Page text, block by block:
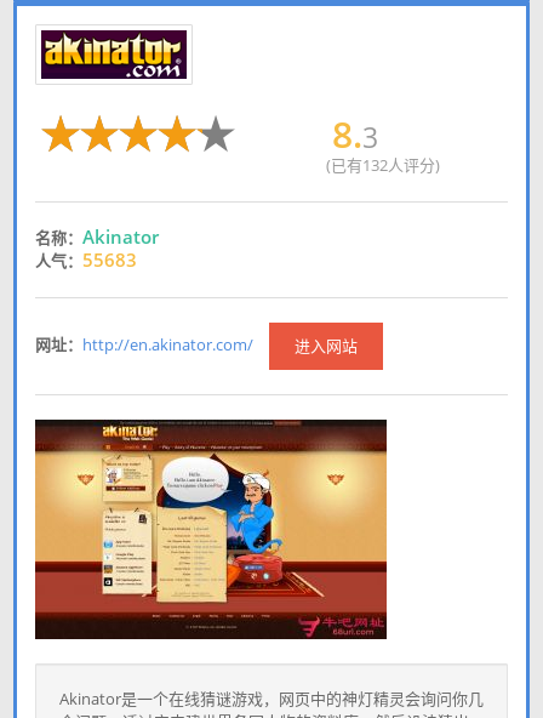
8.3
(已有132人评分)
名称： Akinator
人气： 55683
网址： http://en.akinator.com/ 进入网站
Akinator是一个在线猜谜游戏，网页中的神灯精灵会询问你几